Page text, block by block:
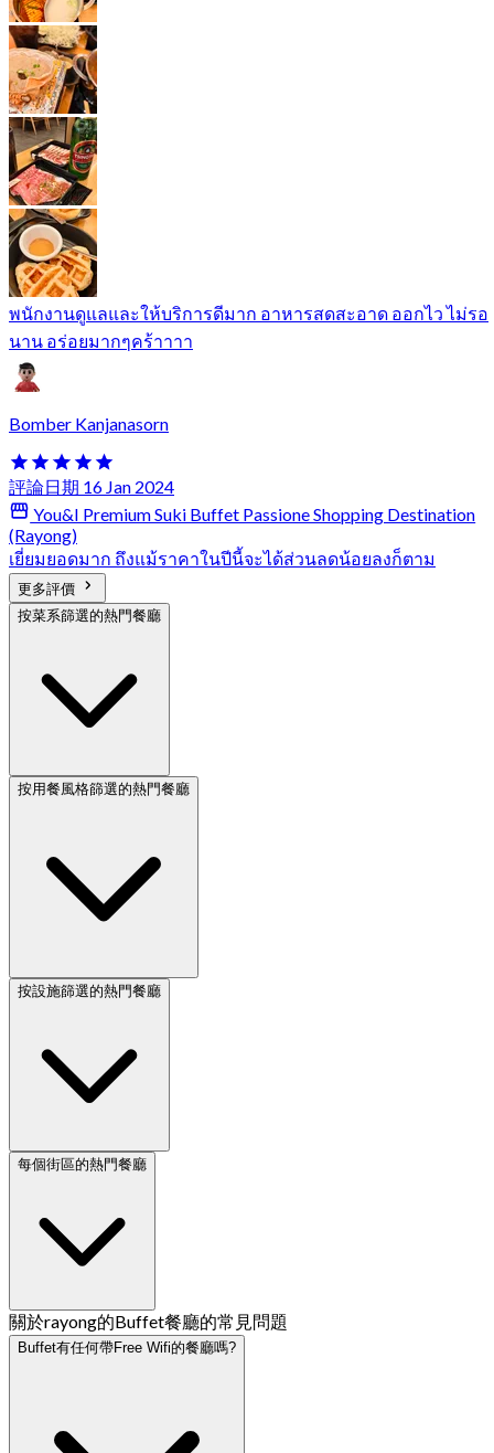
พนักงานดูแลและให้บริการดีมาก อาหารสดสะอาด ออกไว ไม่รอ
นาน อร่อยมากๆคร้าาาา
Bomber Kanjanasorn
評論日期 16 Jan 2024
You&I Premium Suki Buffet Passione Shopping Destination
(Rayong)
เยี่ยมยอดมาก ถึงแม้ราคาในปีนี้จะได้ส่วนลดน้อยลงก็ตาม
更多評價
按菜系篩選的熱門餐廳
按用餐風格篩選的熱門餐廳
按設施篩選的熱門餐廳
每個街區的熱門餐廳
關於rayong的Buffet餐廳的常見問題
Buffet有任何帶Free Wifi的餐廳嗎?